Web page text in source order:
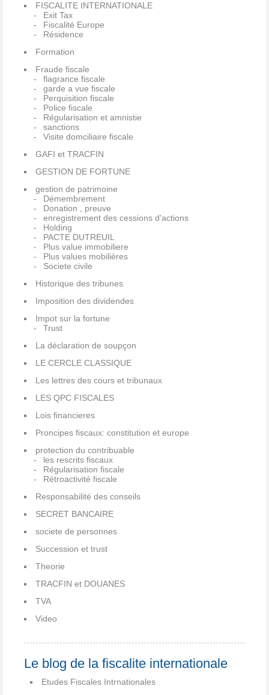
FISCALITE INTERNATIONALE
Exit Tax
Fiscalité Europe
Résidence
Formation
Fraude fiscale
flagrance fiscale
garde a vue fiscale
Perquisition fiscale
Police fiscale
Régularisation et amnistie
sanctions
Visite domciliaire fiscale
GAFI et TRACFIN
GESTION DE FORTUNE
gestion de patrimoine
Démembrement
Donation , preuve
enregistrement des cessions d'actions
Holding
PACTE DUTREUIL
Plus value immobiliere
Plus values mobilières
Societe civile
Historique des tribunes
Imposition des dividendes
Impot sur la fortune
Trust
La déclaration de soupçon
LE CERCLE CLASSIQUE
Les lettres des cours et tribunaux
LES QPC FISCALES
Lois financieres
Proncipes fiscaux: constitution et europe
protection du contribuable
les rescrits fiscaux
Régularisation fiscale
Rétroactivité fiscale
Responsabilité des conseils
SECRET BANCAIRE
societe de personnes
Succession et trust
Theorie
TRACFIN et DOUANES
TVA
Video
Le blog de la fiscalite internationale
Etudes Fiscales Intrnationales